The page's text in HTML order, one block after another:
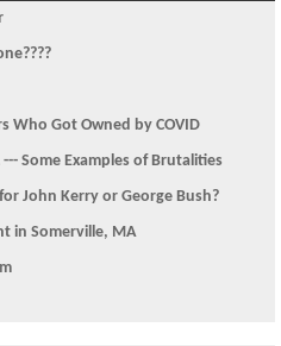
Who Got Owned by COVID
--- Some Examples of Brutalities
John Kerry or George Bush?
in Somerville, MA